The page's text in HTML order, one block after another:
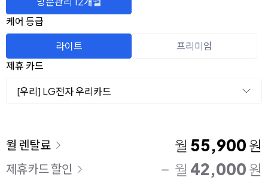
케어 등급
라이트
프리미엄
제휴 카드
[우리] LG전자 우리카드
이용 요금
월 렌탈료 월 55,900 원
제휴카드 할인 월 42,000 원